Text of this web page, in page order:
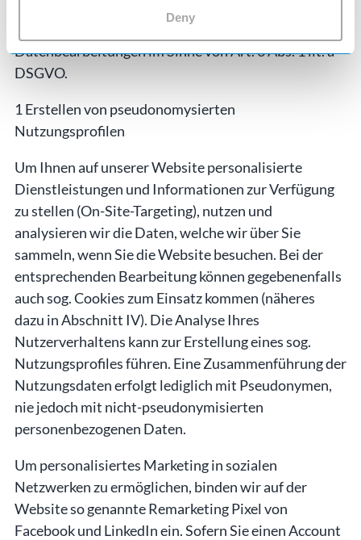
Deny
erteilen Sie uns zudem die Einwilligung in diese
Datenbearbeitungen im Sinne von Art. 6 Abs. 1 lit. a
DSGVO.
1 Erstellen von pseudonomysierten
Nutzungsprofilen
Um Ihnen auf unserer Website personalisierte
Dienstleistungen und Informationen zur Verfügung
zu stellen (On-Site-Targeting), nutzen und
analysieren wir die Daten, welche wir über Sie
sammeln, wenn Sie die Website besuchen. Bei der
entsprechenden Bearbeitung können gegebenenfalls
auch sog. Cookies zum Einsatz kommen (näheres
dazu in Abschnitt IV). Die Analyse Ihres
Nutzerverhaltens kann zur Erstellung eines sog.
Nutzungsprofiles führen. Eine Zusammenführung der
Nutzungsdaten erfolgt lediglich mit Pseudonymen,
nie jedoch mit nicht-pseudonymisierten
personenbezogenen Daten.
Um personalisiertes Marketing in sozialen
Netzwerken zu ermöglichen, binden wir auf der
Website so genannte Remarketing Pixel von
Facebook und LinkedIn ein. Sofern Sie einen Account